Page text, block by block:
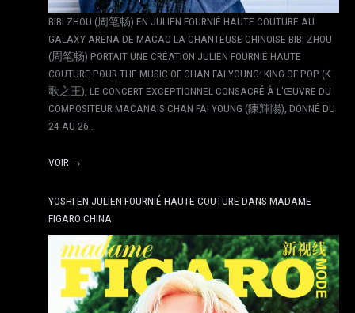
BIBI ZHOU (周笔畅) EN JULIEN FOURNIÉ HAUTE COUTURE AU
GALAXY ARENA DE MACAO LA CHANTEUSE CHINOISE BIBI ZHOU
(周笔畅) PORTAIT UNE CRÉATION JULIEN FOURNIÉ HAUTE
COUTURE POUR THE MUSIC OF CHAN FAI YOUNG: KING OF POP (K
歌之王), LE CONCERT EXCEPTIONNEL CONSACRÉ À L’ŒUVRE DU
COMPOSITEUR MACANAIS CHAN FAI YOUNG (陳輝陽), DONNÉ DU
24 AU 26…
VOIR →
YOSHI EN JULIEN FOURNIÉ HAUTE COUTURE DANS MADAME
FIGARO CHINA